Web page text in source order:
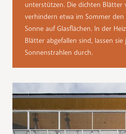
unterstützen. Die dichten Blätter
verhindern etwa im Sommer
Sonne auf Glasflächen. In der
Blätter abgefallen sind, lassen sie
Sonnenstrahlen durch.